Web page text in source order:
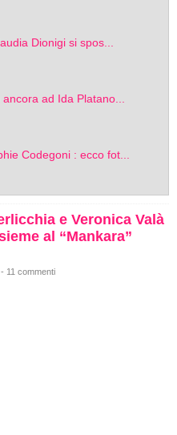
Dionigi si spos...
ad Ida Platano...
Codegoni : ecco fot...
e Veronica Valà
al “Mankara”
11 commenti